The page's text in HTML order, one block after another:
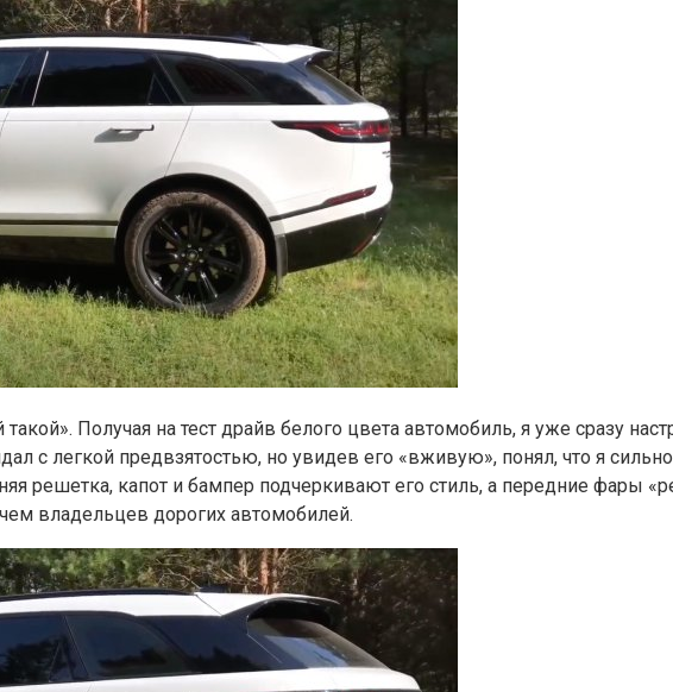
Получая на тест драйв белого цвета автомобиль, я уже сразу
с легкой предвзятостью, но увидев его «вживую», понял, что я
решетка, капот и бампер подчеркивают его стиль, а передние фары
владельцев дорогих автомобилей.